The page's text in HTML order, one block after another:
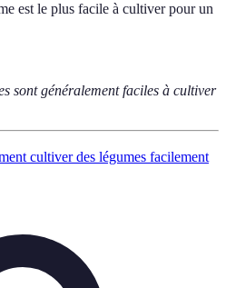
est le plus facile à cultiver pour un
sont généralement faciles à cultiver
cultiver des légumes facilement